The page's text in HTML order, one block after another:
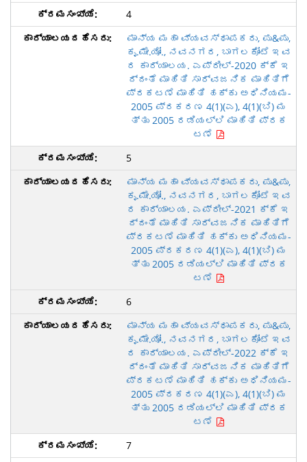
4
ಮಾನ್ಯ ಮಹಾ ವ್ಯವಸ್ಥಾಪಕರು, ಪು&ಪು,
ಕೃ.ಮೇ.ಯೋ., ನವನಗರ, ಬಾಗಲಕೋಟೆ ಇವ
ರ ಕಾರ್ಯಾಲಯ. ಎಪ್ರೀಲ್-2020 ಕ್ಕೆ ಇ
ದ್ದಂತೆ ಮಾಹಿತಿ ಸಾರ್ವಜನಿಕ ಮಾಹಿತಿಗೆ
ಪ್ರಕಟಣೆ ಮಾಹಿತಿ ಹಕ್ಕು ಅಧಿನಿಯಮ-
2005 ಪ್ರಕರಣ 4(1)(ಎ), 4(1)(ಬಿ) ಮ
ತ್ತು 2005 ರಡಿಯಲ್ಲಿ ಮಾಹಿತಿ ಪ್ರಕ
ಟಣೆ
5
ಮಾನ್ಯ ಮಹಾ ವ್ಯವಸ್ಥಾಪಕರು, ಪು&ಪು,
ಕೃ.ಮೇ.ಯೋ., ನವನಗರ, ಬಾಗಲಕೋಟೆ ಇವ
ರ ಕಾರ್ಯಾಲಯ. ಎಪ್ರೀಲ್-2021 ಕ್ಕೆ ಇ
ದ್ದಂತೆ ಮಾಹಿತಿ ಸಾರ್ವಜನಿಕ ಮಾಹಿತಿಗೆ
ಪ್ರಕಟಣೆ ಮಾಹಿತಿ ಹಕ್ಕು ಅಧಿನಿಯಮ-
2005 ಪ್ರಕರಣ 4(1)(ಎ), 4(1)(ಬಿ) ಮ
ತ್ತು 2005 ರಡಿಯಲ್ಲಿ ಮಾಹಿತಿ ಪ್ರಕ
ಟಣೆ
6
ಮಾನ್ಯ ಮಹಾ ವ್ಯವಸ್ಥಾಪಕರು, ಪು&ಪು,
ಕೃ.ಮೇ.ಯೋ., ನವನಗರ, ಬಾಗಲಕೋಟೆ ಇವ
ರ ಕಾರ್ಯಾಲಯ. ಎಪ್ರೀಲ್-2022 ಕ್ಕೆ ಇ
ದ್ದಂತೆ ಮಾಹಿತಿ ಸಾರ್ವಜನಿಕ ಮಾಹಿತಿಗೆ
ಪ್ರಕಟಣೆ ಮಾಹಿತಿ ಹಕ್ಕು ಅಧಿನಿಯಮ-
2005 ಪ್ರಕರಣ 4(1)(ಎ), 4(1)(ಬಿ) ಮ
ತ್ತು 2005 ರಡಿಯಲ್ಲಿ ಮಾಹಿತಿ ಪ್ರಕ
ಟಣೆ
7